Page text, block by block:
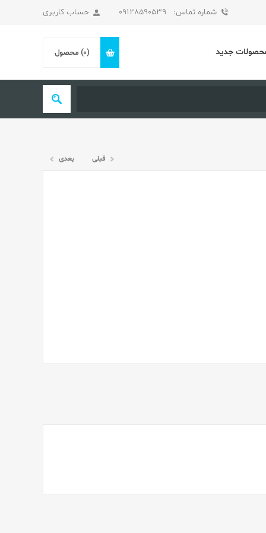
حساب کاربری شماره تماس: 09128590539
جدید (0) محصول
قبلی بعدی